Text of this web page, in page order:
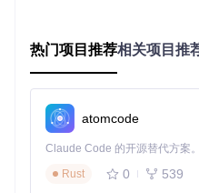
OpenCore的配置文件有数百
值范围和相互依赖关系。传统
st文件，这就像在没有地图的
错误、一个参数的遗漏，都
误的过程往往比配置本身更耗
3. 系统维护"打地鼠游戏"
醒失败、声卡间歇性失声、
热门项目推荐相关项目推
atomcode
Rust
0 539